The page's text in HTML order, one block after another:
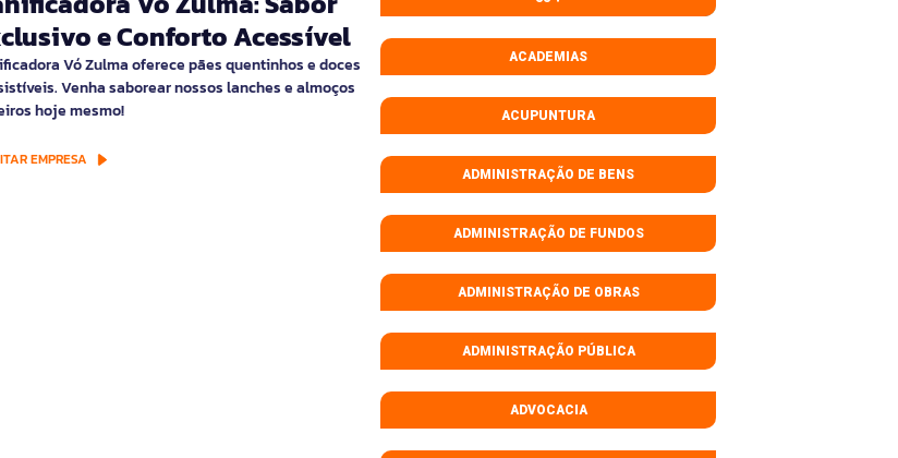
e Conforto Acessível
Vó Zulma oferece pães quentinhos e doces
Venha saborear nossos lanches e almoços
hoje mesmo!
EMPRESA
ACADEMIAS
ACUPUNTURA
ADMINISTRAÇÃO DE BENS
ADMINISTRAÇÃO DE FUNDOS
ADMINISTRAÇÃO DE OBRAS
ADMINISTRAÇÃO PÚBLICA
ADVOCACIA